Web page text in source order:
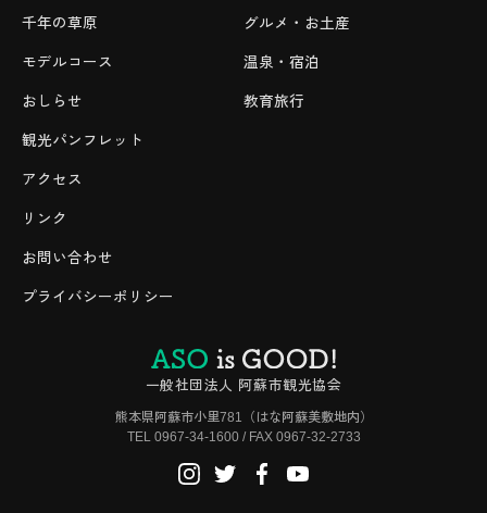
千年の草原
モデルコース
おしらせ
グルメ・お土産
温泉・宿泊
教育旅行
観光パンフレット
アクセス
リンク
お問い合わせ
プライバシーポリシー
一般社団法人 阿蘇市観光協会
熊本県阿蘇市小里781（はな阿蘇美敷地内）
TEL 0967-34-1600 / FAX 0967-32-2733